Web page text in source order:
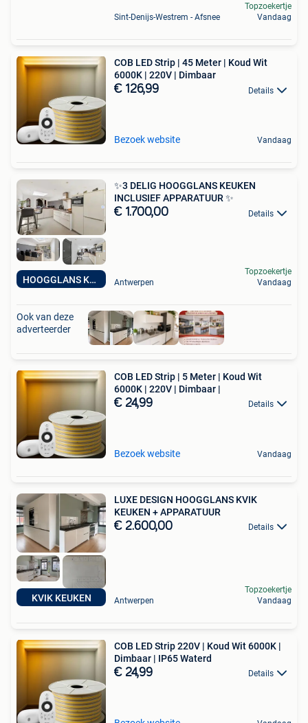
Sint-Denijs-Westrem - Afsnee
Topzoekertje
Vandaag
COB LED Strip | 45 Meter | Koud Wit
6000K | 220V | Dimbaar
€ 126,99 Details
Bezoek website Vandaag
HOOGGLANS KEUKEN
✨3 DELIG HOOGGLANS KEUKEN
INCLUSIEF APPARATUUR ✨
€ 1.700,00 Details
Antwerpen
Topzoekertje
Vandaag
Ook van deze
adverteerder
COB LED Strip | 5 Meter | Koud Wit
6000K | 220V | Dimbaar |
€ 24,99 Details
Bezoek website Vandaag
KVIK KEUKEN
LUXE DESIGN HOOGGLANS KVIK
KEUKEN + APPARATUUR
€ 2.600,00 Details
Antwerpen
Topzoekertje
Vandaag
COB LED Strip 220V | Koud Wit 6000K |
Dimbaar | IP65 Waterd
€ 24,99 Details